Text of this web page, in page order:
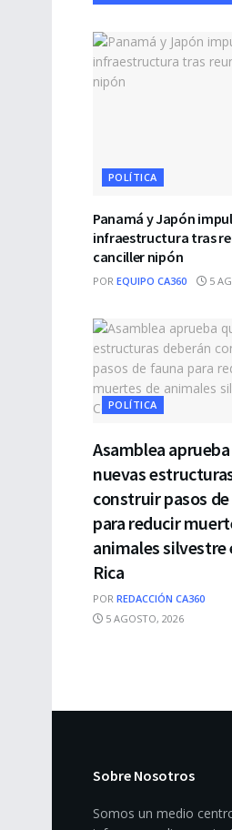
POLÍTICA
Panamá y Japón
infraestructura tras
canciller nipón
POR EQUIPO CA360 5
POLÍTICA
Asamblea
nuevas
construir pasos
para reducir
animales silvestre
Rica
POR REDACCIÓN CA360
5 AGOSTO, 2026
Sobre Nosotros
Somos un medio